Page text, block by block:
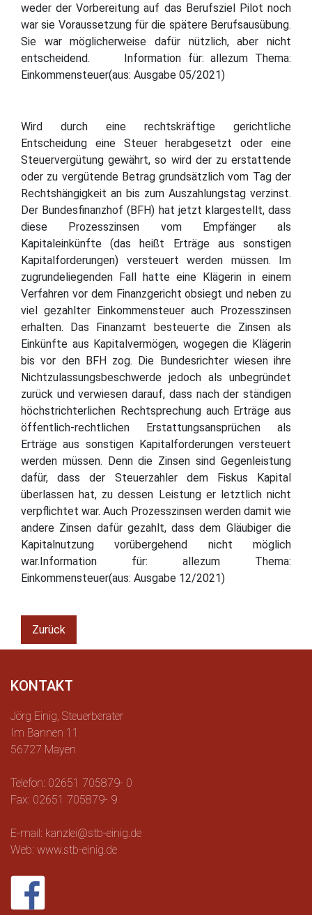
weder der Vorbereitung auf das Berufsziel Pilot noch
war sie Voraussetzung für die spätere Berufsausübung.
Sie war möglicherweise dafür nützlich, aber nicht
entscheidend. Information für: allezum Thema:
Einkommensteuer(aus: Ausgabe 05/2021)
Wird durch eine rechtskräftige gerichtliche
Entscheidung eine Steuer herabgesetzt oder eine
Steuervergütung gewährt, so wird der zu erstattende
oder zu vergütende Betrag grundsätzlich vom Tag der
Rechtshängigkeit an bis zum Auszahlungstag verzinst.
Der Bundesfinanzhof (BFH) hat jetzt klargestellt, dass
diese Prozesszinsen vom Empfänger als
Kapitaleinkünfte (das heißt Erträge aus sonstigen
Kapitalforderungen) versteuert werden müssen. Im
zugrundeliegenden Fall hatte eine Klägerin in einem
Verfahren vor dem Finanzgericht obsiegt und neben zu
viel gezahlter Einkommensteuer auch Prozesszinsen
erhalten. Das Finanzamt besteuerte die Zinsen als
Einkünfte aus Kapitalvermögen, wogegen die Klägerin
bis vor den BFH zog. Die Bundesrichter wiesen ihre
Nichtzulassungsbeschwerde jedoch als unbegründet
zurück und verwiesen darauf, dass nach der ständigen
höchstrichterlichen Rechtsprechung auch Erträge aus
öffentlich-rechtlichen Erstattungsansprüchen als
Erträge aus sonstigen Kapitalforderungen versteuert
werden müssen. Denn die Zinsen sind Gegenleistung
dafür, dass der Steuerzahler dem Fiskus Kapital
überlassen hat, zu dessen Leistung er letztlich nicht
verpflichtet war. Auch Prozesszinsen werden damit wie
andere Zinsen dafür gezahlt, dass dem Gläubiger die
Kapitalnutzung vorübergehend nicht möglich
war.Information für: allezum Thema:
Einkommensteuer(aus: Ausgabe 12/2021)
Zurück
KONTAKT
Jörg Einig, Steuerberater
Im Bannen 11
56727 Mayen
Telefon: 02651 705879- 0
Fax: 02651 705879- 9
E-mail: kanzlei@stb-einig.de
Web: www.stb-einig.de